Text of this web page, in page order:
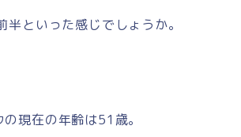
といった感じでしょうか。
現在の年齢は51歳。